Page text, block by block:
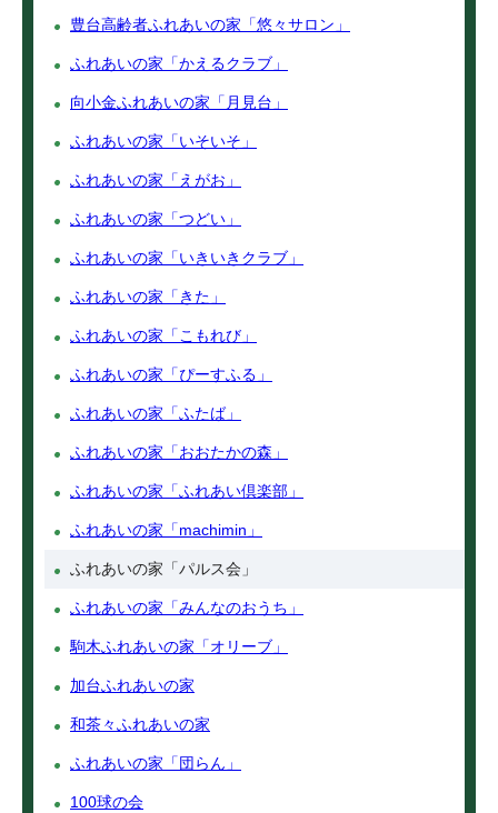
豊台高齢者ふれあいの家「悠々サロン」
ふれあいの家「かえるクラブ」
向小金ふれあいの家「月見台」
ふれあいの家「いそいそ」
ふれあいの家「えがお」
ふれあいの家「つどい」
ふれあいの家「いきいきクラブ」
ふれあいの家「きた」
ふれあいの家「こもれび」
ふれあいの家「ぴーすふる」
ふれあいの家「ふたば」
ふれあいの家「おおたかの森」
ふれあいの家「ふれあい倶楽部」
ふれあいの家「machimin」
ふれあいの家「パルス会」
ふれあいの家「みんなのおうち」
駒木ふれあいの家「オリーブ」
加台ふれあいの家
和茶々ふれあいの家
ふれあいの家「団らん」
100球の会